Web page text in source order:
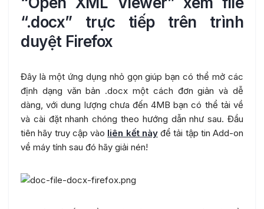
“.docx” trực tiếp trên trình
duyệt Firefox
Đây là một ứng dụng nhỏ gọn giúp bạn có thể mở các
định dạng văn bản .docx một cách đơn giản và dễ
dàng, với dung lượng chưa đến 4MB bạn có thể tải về
và cài đặt nhanh chóng theo hướng dẫn như sau. Đầu
tiên hãy truy cập vào liên kết nàyđể tải tập tin Add-on
về máy tính sau đó hãy giải nén!